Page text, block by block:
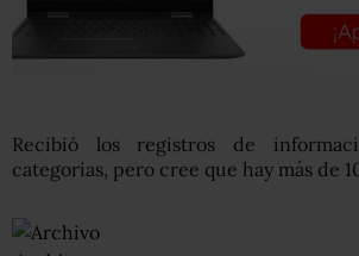
Recibió los registros de
categorías, pero cree que hay más de